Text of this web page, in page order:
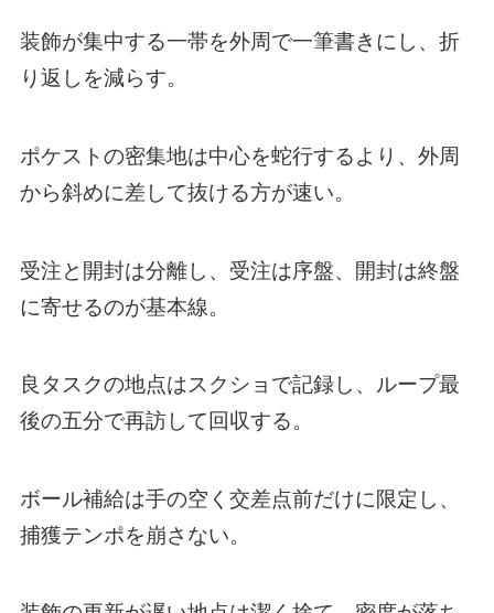
装飾が集中する一帯を外周で一筆書きにし、折
り返しを減らす。
ポケストの密集地は中心を蛇行するより、外周
から斜めに差して抜ける方が速い。
受注と開封は分離し、受注は序盤、開封は終盤
に寄せるのが基本線。
良タスクの地点はスクショで記録し、ループ最
後の五分で再訪して回収する。
ボール補給は手の空く交差点前だけに限定し、
捕獲テンポを崩さない。